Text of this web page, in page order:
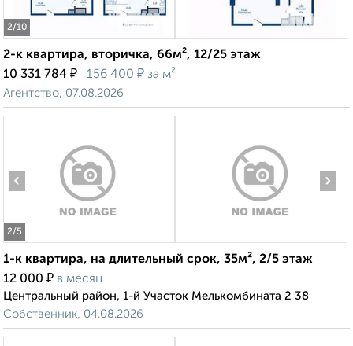
2/10
2-к квартира, вторичка, 66м², 12/25 этаж
10 331 784 ₽ 156 400 ₽ за м²
Агентство, 07.08.2026
2/5
‹ ›
1-к квартира, на длительный срок, 35м², 2/5 этаж
12 000 ₽ в месяц
Центральный район, 1-й Участок Мелькомбината 2 38
Собственник, 04.08.2026